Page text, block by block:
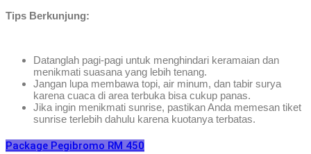
Tips Berkunjung:
Datanglah pagi-pagi untuk menghindari keramaian dan
menikmati suasana yang lebih tenang.
Jangan lupa membawa topi, air minum, dan tabir surya
karena cuaca di area terbuka bisa cukup panas.
Jika ingin menikmati sunrise, pastikan Anda memesan tiket
sunrise terlebih dahulu karena kuotanya terbatas.
Package Pegibromo RM 450